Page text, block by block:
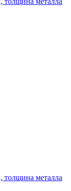
толщина металла